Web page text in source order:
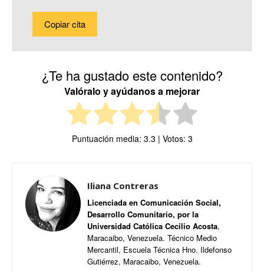
Copiar cita
¿Te ha gustado este contenido?
Valóralo y ayúdanos a mejorar
Puntuación media: 3.3 | Votos: 3
Iliana Contreras
Licenciada en Comunicación Social,
Desarrollo Comunitario, por la
Universidad Católica Cecilio Acosta,
Maracaibo, Venezuela. Técnico Medio
Mercantil, Escuela Técnica Hno. Ildefonso
Gutiérrez, Maracaibo, Venezuela.